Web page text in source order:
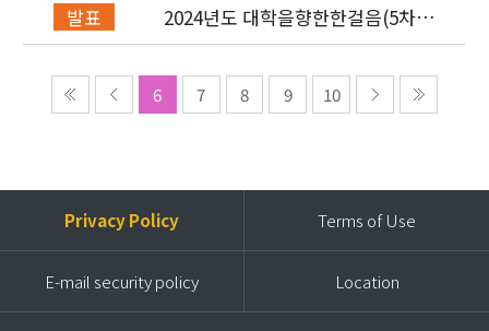
발표
2024년도 대학을향한한걸음(5차년
도) 장학생 최종 선발
6 7 8 9 10
Privacy Policy Terms of Use
E-mail security policy Location